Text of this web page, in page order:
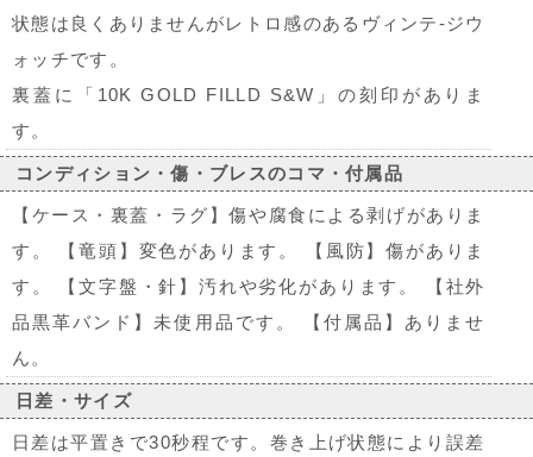
状態は良くありませんがレトロ感のあるヴィンテ-ジウ
ォッチです。
裏蓋に「10K GOLD FILLD S&W」の刻印がありま
す。
コンディション・傷・ブレスのコマ・付属品
【ケース・裏蓋・ラグ】傷や腐食による剥げがありま
す。 【竜頭】変色があります。 【風防】傷がありま
す。 【文字盤・針】汚れや劣化があります。 【社外
品黒革バンド】未使用品です。 【付属品】ありませ
ん。
日差・サイズ
日差は平置きで30秒程です。巻き上げ状態により誤差